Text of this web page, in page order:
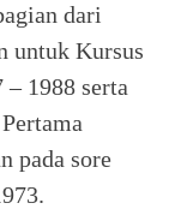
dari
untuk Kursus
1988 serta
pada sore